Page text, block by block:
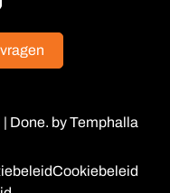
| Done. by Temphalla
Cookiebeleid